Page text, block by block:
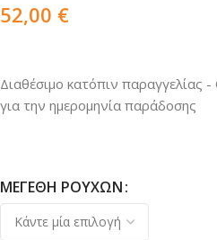
52,00 €
Διαθέσιμο κατόπιν παραγγελίας
για την ημερομηνία παράδοσης
ΜΕΓΈΘΗ ΡΟΎΧΩΝ